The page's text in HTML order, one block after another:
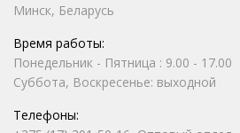
Минск, Беларусь
Время работы:
Понедельник - Пятница : 9.00 - 17.00
Суббота, Воскресенье: выходной
Телефоны: